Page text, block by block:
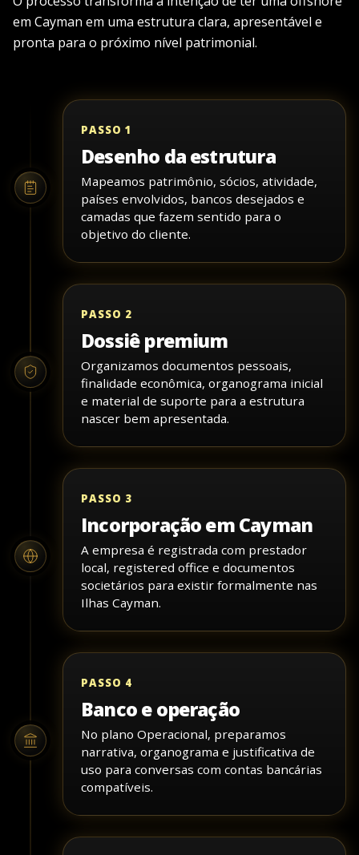
em Cayman em uma estrutura clara, apresentável e
pronta para o próximo nível patrimonial.
PASSO 1
Desenho da estrutura
Mapeamos patrimônio, sócios, atividade,
países envolvidos, bancos desejados e
camadas que fazem sentido para o
objetivo do cliente.
PASSO 2
Dossiê premium
Organizamos documentos pessoais,
finalidade econômica, organograma inicial
e material de suporte para a estrutura
nascer bem apresentada.
PASSO 3
Incorporação em Cayman
A empresa é registrada com prestador
local, registered office e documentos
societários para existir formalmente nas
Ilhas Cayman.
PASSO 4
Banco e operação
No plano Operacional, preparamos
narrativa, organograma e justificativa de
uso para conversas com contas bancárias
compatíveis.